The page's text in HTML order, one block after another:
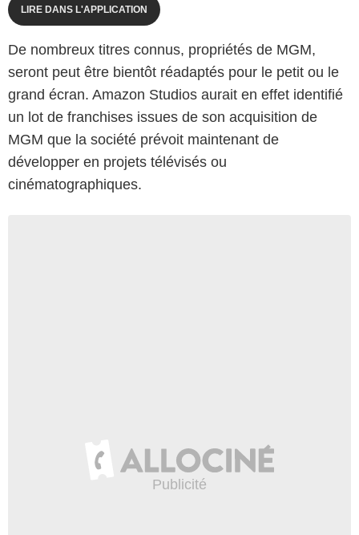
LIRE DANS L'APPLICATION
De nombreux titres connus, propriétés de MGM,
seront peut être bientôt réadaptés pour le petit ou le
grand écran. Amazon Studios aurait en effet identifié
un lot de franchises issues de son acquisition de
MGM que la société prévoit maintenant de
développer en projets télévisés ou
cinématographiques.